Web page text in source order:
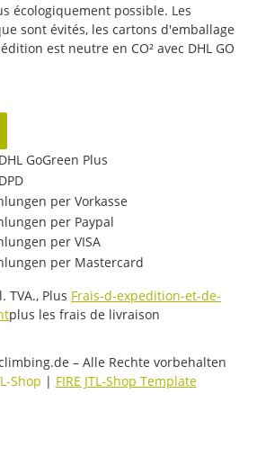
écologiquement possible. Les
sont évités, les cartons d'emballage
est neutre en CO² avec DHL GO
TVA., Plus Frais-d-expedition-et-de-
plus les frais de livraison
– Alle Rechte vorbehalten
Shop | FIRE JTL-Shop Template